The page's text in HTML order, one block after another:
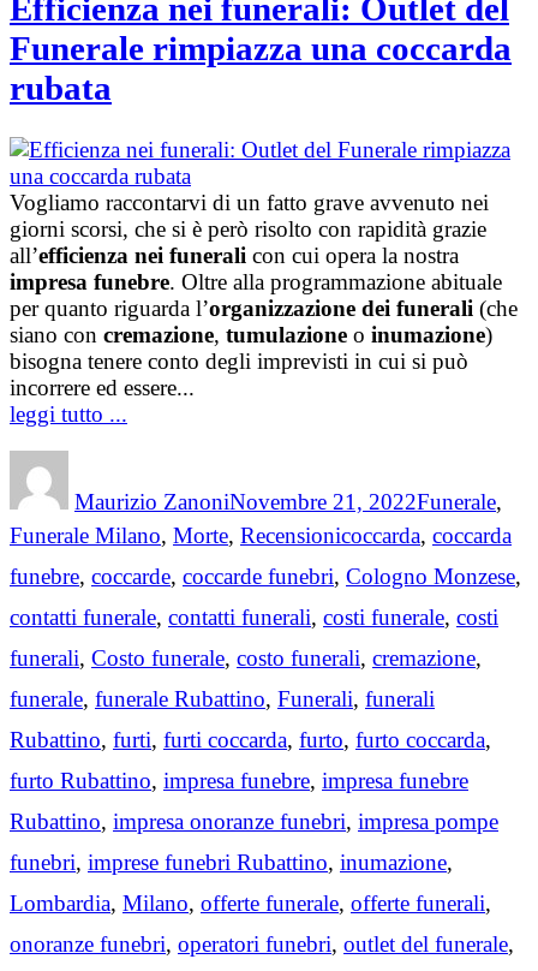
Efficienza nei funerali: Outlet del
Funerale rimpiazza una coccarda
rubata
Vogliamo raccontarvi di un fatto grave avvenuto nei
giorni scorsi, che si è però risolto con rapidità grazie
all’efficienza nei funerali con cui opera la nostra
impresa funebre. Oltre alla programmazione abituale
per quanto riguarda l’organizzazione dei funerali (che
siano con cremazione, tumulazione o inumazione)
bisogna tenere conto degli imprevisti in cui si può
incorrere ed essere...
leggi tutto ...
Maurizio Zanoni
on
Novembre 21, 2022Funerale,
Funerale Milano, Morte, RecensioniTags
coccarda, coccarda
funebre, coccarde, coccarde funebri, Cologno Monzese,
contatti funerale, contatti funerali, costi funerale, costi
funerali, Costo funerale, costo funerali, cremazione,
funerale, funerale Rubattino, Funerali, funerali
Rubattino, furti, furti coccarda, furto, furto coccarda,
furto Rubattino, impresa funebre, impresa funebre
Rubattino, impresa onoranze funebri, impresa pompe
funebri, imprese funebri Rubattino, inumazione,
Lombardia, Milano, offerte funerale, offerte funerali,
onoranze funebri, operatori funebri, outlet del funerale,